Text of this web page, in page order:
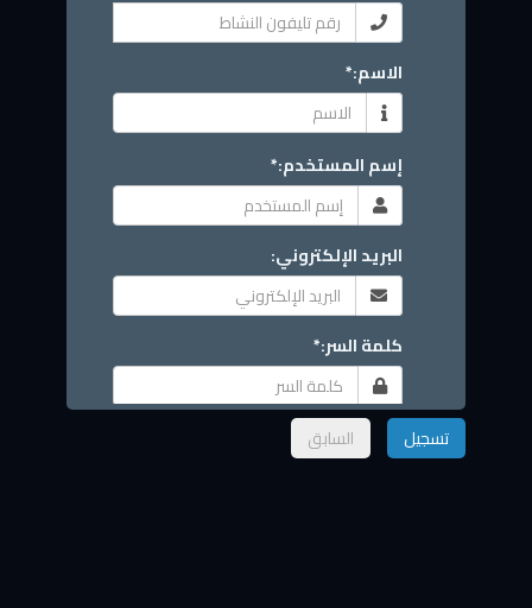
الاسم:*
إسم المستخدم:*
البريد الإلكتروني:
كلمة السر:*
تأكيد كلمة السر:*
السابق تسجيل